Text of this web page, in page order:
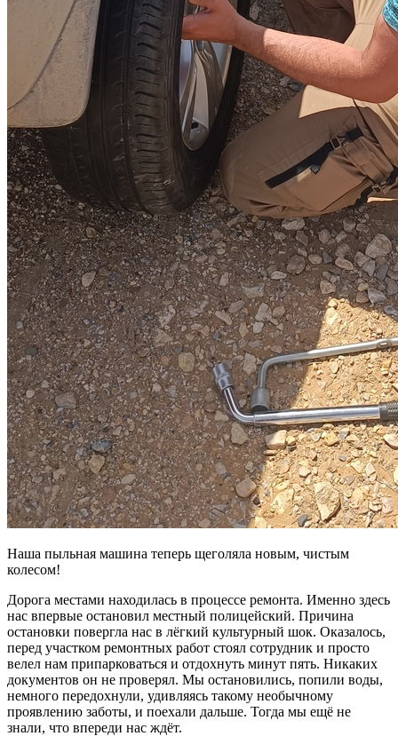
Наша пыльная машина теперь щеголяла новым, чистым
колесом!
Дорога местами находилась в процессе ремонта. Именно здесь
нас впервые остановил местный полицейский. Причина
остановки повергла нас в лёгкий культурный шок. Оказалось,
перед участком ремонтных работ стоял сотрудник и просто
велел нам припарковаться и отдохнуть минут пять. Никаких
документов он не проверял. Мы остановились, попили воды,
немного передохнули, удивляясь такому необычному
проявлению заботы, и поехали дальше. Тогда мы ещё не
знали, что впереди нас ждёт.